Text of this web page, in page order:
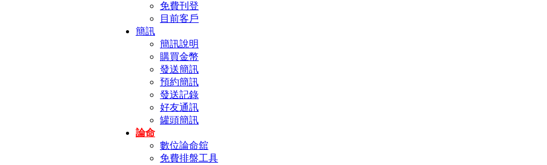
免費刊登
目前客戶
簡訊
簡訊說明
購買金幣
發送簡訊
預約簡訊
發送記錄
好友通訊
罐頭簡訊
論命
數位論命舘
免費排盤工具